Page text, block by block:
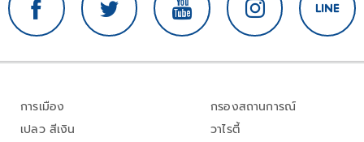
การเมือง
เปลว สีเงิน
กรองสถานการณ์
วาไรตี้